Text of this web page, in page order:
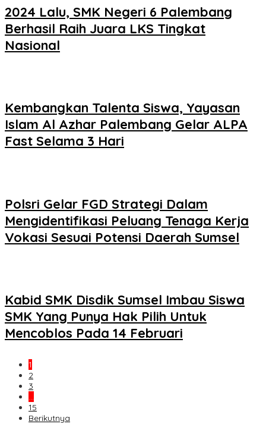
2024 Lalu, SMK Negeri 6 Palembang
Berhasil Raih Juara LKS Tingkat
Nasional
Kembangkan Talenta Siswa, Yayasan
Islam Al Azhar Palembang Gelar ALPA
Fast Selama 3 Hari
Polsri Gelar FGD Strategi Dalam
Mengidentifikasi Peluang Tenaga Kerja
Vokasi Sesuai Potensi Daerah Sumsel
Kabid SMK Disdik Sumsel Imbau Siswa
SMK Yang Punya Hak Pilih Untuk
Mencoblos Pada 14 Februari
1
2
3
…
15
Berikutnya